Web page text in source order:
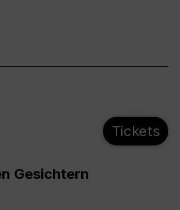
Gesichtern
Tickets